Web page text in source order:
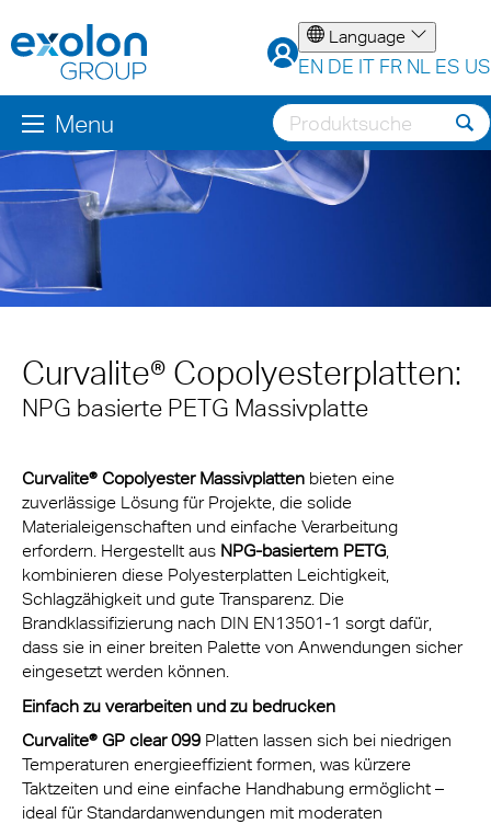
Language
EN DE IT FR NL ES US
Menu
Curvalite® Copolyesterplatten:
NPG basierte PETG Massivplatte
Curvalite® Copolyester Massivplatten bieten eine
zuverlässige Lösung für Projekte, die solide
Materialeigenschaften und einfache Verarbeitung
erfordern. Hergestellt aus NPG-basiertem PETG,
kombinieren diese Polyesterplatten Leichtigkeit,
Schlagzähigkeit und gute Transparenz. Die
Brandklassifizierung nach DIN EN13501-1 sorgt dafür,
dass sie in einer breiten Palette von Anwendungen sicher
eingesetzt werden können.
Einfach zu verarbeiten und zu bedrucken
Curvalite® GP clear 099 Platten lassen sich bei niedrigen
Temperaturen energieeffizient formen, was kürzere
Taktzeiten und eine einfache Handhabung ermöglicht –
ideal für Standardanwendungen mit moderaten